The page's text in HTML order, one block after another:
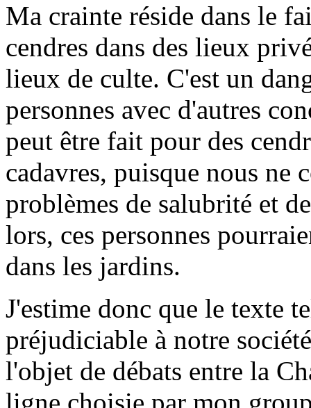
Ma crainte réside dans le
cendres dans des lieux
lieux de culte. C'est un
personnes avec d'autres
peut être fait pour des
cadavres, puisque nous ne
problèmes de salubrité et
lors, ces personnes
dans les jardins.
J'estime donc que le texte
préjudiciable à notre
l'objet de débats entre la